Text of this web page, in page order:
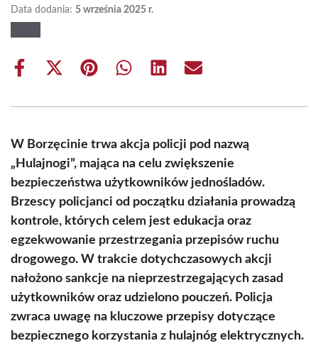
Data dodania: 5 września 2025 r.
Share
Share
(Twitter)
Share Share Share Share
W Borzęcinie trwa akcja policji pod nazwą
„Hulajnogi”, mająca na celu zwiększenie
bezpieczeństwa użytkowników jednośladów.
Brzescy policjanci od początku działania prowadzą
kontrole, których celem jest edukacja oraz
egzekwowanie przestrzegania przepisów ruchu
drogowego. W trakcie dotychczasowych akcji
nałożono sankcje na nieprzestrzegających zasad
użytkowników oraz udzielono pouczeń. Policja
zwraca uwagę na kluczowe przepisy dotyczące
bezpiecznego korzystania z hulajnóg elektrycznych.